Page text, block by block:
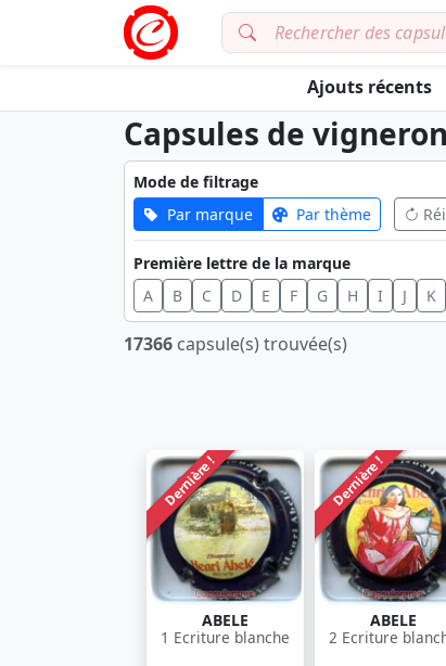
Ajouts récents
Capsules de
Mode de filtrage
Par marque
Par thème
Première lettre de la marque
A
B C D E F G H I J K
17366 capsule(s) trouvée(s)
Dernière !
ABELE
1 Ecriture blanche
Dernière !
ABELE
2 Ecriture